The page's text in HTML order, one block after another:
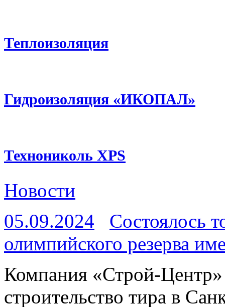
Теплоизоляция
Гидроизоляция «ИКОПАЛ»
Технониколь XPS
Новости
05.09.2024
Состоялось
олимпийского резерва
Компания «Строй-Центр»
строительство тира в